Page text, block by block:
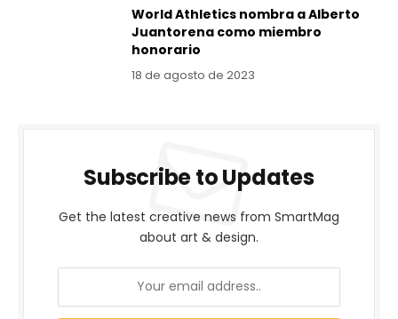
World Athletics nombra a Alberto
Juantorena como miembro
honorario
18 de agosto de 2023
Subscribe to Updates
Get the latest creative news from SmartMag
about art & design.